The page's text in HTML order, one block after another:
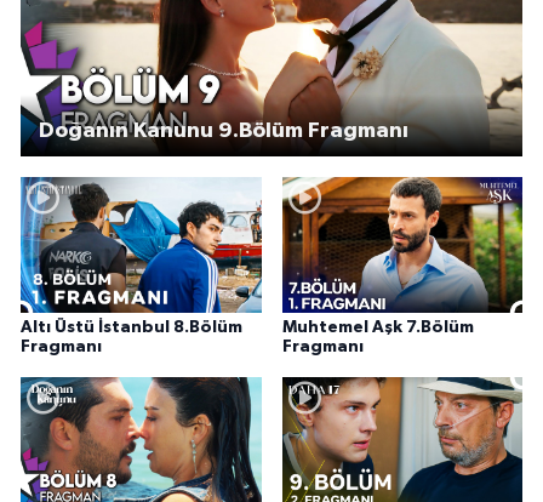
Doğanın Kanunu 9.Bölüm Fragmanı
Altı Üstü İstanbul 8.Bölüm
Fragmanı
Muhtemel Aşk 7.Bölüm
Fragmanı